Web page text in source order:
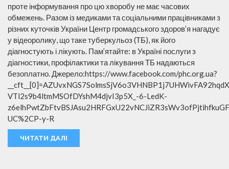
проте інформування про цю хворобу не має часових
обмежень. Разом із медиками та соціальними працівниками з
різних куточків України Центр громадського здоров’я нагадує
у відеоролику, що таке туберкульоз (ТБ), як його
діагностують і лікують. Пам’ятайте: в Україні послуги з
діагностики, профілактики та лікування ТБ надаються
безоплатно. Джерело:https://www.facebook.com/phc.org.ua?
VTl2s9b4ltmMSOfDYshM4djvI3p5X_-6-LedK-
UC%2CP-y-R
ЧИТАТИ ДАЛІ